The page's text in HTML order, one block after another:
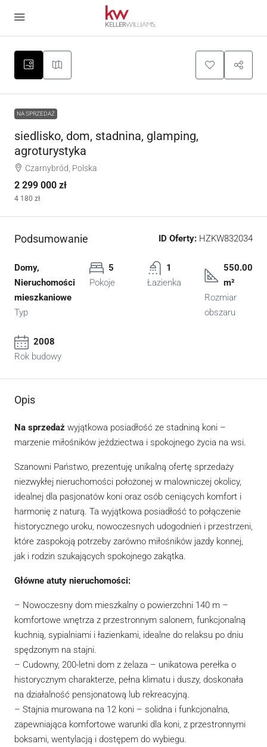
NA SPRZEDAŻ
siedlisko, dom, stadnina, glamping,
agroturystyka
Czarnybród, Polska
2 299 000 zł
4 180 zł
Podsumowanie ID Oferty: HZKW832034
Domy,
Nieruchomości
mieszkaniowe
Typ
5
Pokoje
1
Łazienka
550.00
m²
Rozmiar
obszaru
2008
Rok budowy
Opis
Na sprzedaż wyjątkowa posiadłość ze stadniną koni –
marzenie miłośników jeździectwa i spokojnego życia na wsi.
Szanowni Państwo, prezentuję unikalną ofertę sprzedaży
niezwykłej nieruchomości położonej w malowniczej okolicy,
idealnej dla pasjonatów koni oraz osób ceniących komfort i
harmonię z naturą. Ta wyjątkowa posiadłość to połączenie
historycznego uroku, nowoczesnych udogodnień i przestrzeni,
które zaspokoją potrzeby zarówno miłośników jazdy konnej,
jak i rodzin szukających spokojnego zakątka.
Główne atuty nieruchomości:
– Nowoczesny dom mieszkalny o powierzchni 140 m –
komfortowe wnętrza z przestronnym salonem, funkcjonalną
kuchnią, sypialniami i łazienkami, idealne do relaksu po dniu
spędzonym na stajni.
– Cudowny, 200-letni dom z żelaza – unikatowa perełka o
historycznym charakterze, pełna klimatu i duszy, doskonała
na działalność pensjonatową lub rekreacyjną.
– Stajnia murowana na 12 koni – solidna i funkcjonalna,
zapewniająca komfortowe warunki dla koni, z przestronnymi
boksami, wentylacją i dostępem do wybiegu.